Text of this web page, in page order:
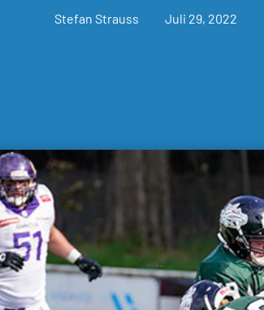
Stefan Strauss Juli 29, 2022